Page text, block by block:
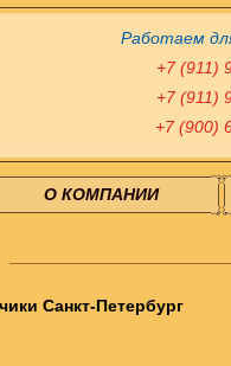
Работаем
+7 (911)
+7 (911)
+7 (900)
О КОМПАНИИ
Санкт-Петербург